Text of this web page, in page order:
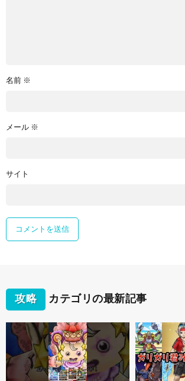
名前 ※
メール ※
サイト
攻略 カテゴリの最新記事